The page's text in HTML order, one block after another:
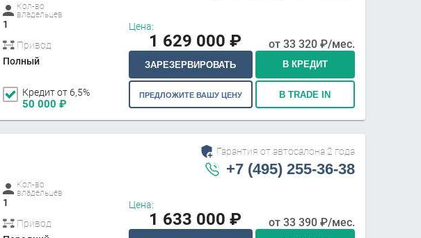
Кол-во
владельцев
1
Привод
Полный
Кредит от 6,5%
50 000 ₽
Цена:
1 629 000 ₽ от 33 320₽/мес.
ЗАРЕЗЕРВИРОВАТЬ В КРЕДИТ
ПРЕДЛОЖИТЕ ВАШУ ЦЕНУ В TRADE IN
Кол-во
владельцев
1
Привод
Гарантия от автосалона 2 года
+7 (495) 255-36-38
Цена:
1 633 000 ₽ от 33 390₽/мес.